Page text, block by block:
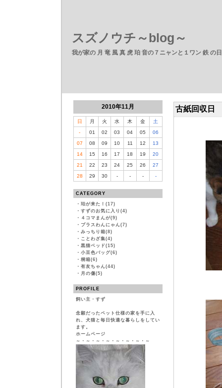
スズノウチ～blog～
我が家の 月 竜 風 真 虎 珀 音の７ニャンと１ワン 鉄 の
2010年11月
日 月 火 水 木 金
土
-
01 02 03 04 05
06
07
08 09 10 11 12
13
14
15 16 17 18 19
20
21
22 23 24 25 26
27
28
29 30 - - - -
CATEGORY
・ 珀が来た！(17)
・ すずのお気に入り(4)
・ ４コマまんが(9)
・ プラスわんにゃん(7)
・ みっちり箱(8)
・ ことわざ集(4)
・ 黒猫ベッド(15)
・ 小豆色バッグ(6)
・ 桐箱(6)
・ 有友ちゃん(44)
・ 月の傷(5)
PROFILE
飼い主・すず
念願だったペット仕様の家を手に入
れ、犬猫と毎日快適な暮らしをしてい
ます。
ホームページ
～・～・～・～・～・～・～・～
古紙回収日